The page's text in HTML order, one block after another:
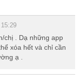
còn được trang bị
với tốc độ nhanh và
có lẽ là tin vui cho các
bằng khuôn mặt cũng
chị . Dạ những app
xóa hết và chỉ cần
ạ .